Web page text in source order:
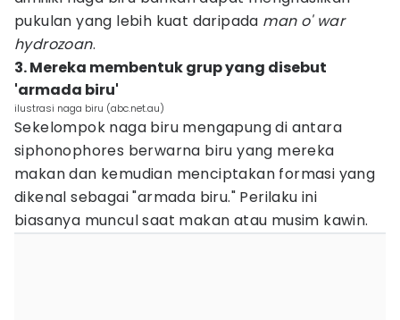
pukulan yang lebih kuat daripada man o' war
hydrozoan.
3. Mereka membentuk grup yang disebut
'armada biru'
ilustrasi naga biru (abc.net.au)
Sekelompok naga biru mengapung di antara
siphonophores berwarna biru yang mereka
makan dan kemudian menciptakan formasi yang
dikenal sebagai "armada biru." Perilaku ini
biasanya muncul saat makan atau musim kawin.